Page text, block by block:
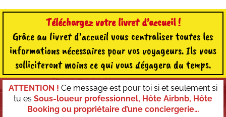
Téléchargez votre livret d’accueil !
Grâce au livret d’accueil vous centraliser toutes les
informations nécessaires pour vos voyageurs. Ils vous
solliciteront moins ce qui vous dégagera du temps.
ATTENTION ! Ce message est pour toi si et seulement si
tu es Sous-loueur professionnel, Hôte Airbnb, Hôte
Booking ou propriétaire d’une conciergerie…